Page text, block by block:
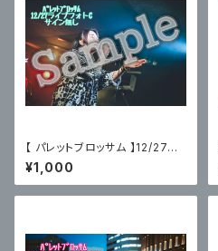
【 パレットブロッサム 】12/27主
催ライブフォトC〈サイン無〉
¥1,000